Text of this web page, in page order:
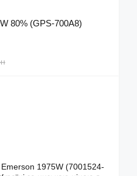
80% (GPS-700A8)